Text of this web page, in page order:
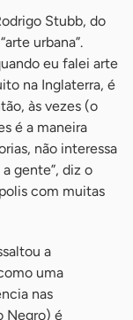
Stubb, do
urbana”.
eu falei arte
na Inglaterra, é
às vezes (o
é a maneira
não interessa
gente”, diz o
com muitas
a
uma
nas
Negro) é